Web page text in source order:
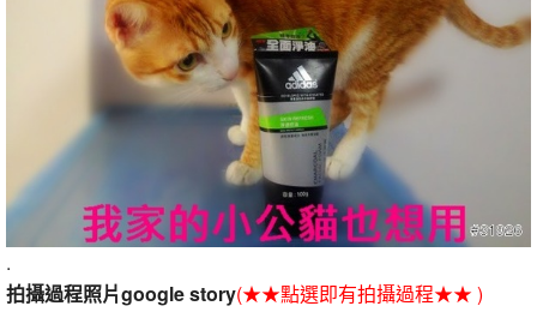
.
拍攝過程照片google story(★★點選即有拍攝過程★★ )